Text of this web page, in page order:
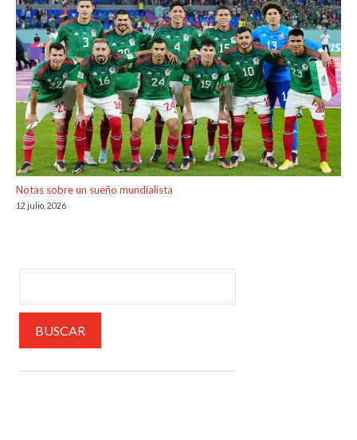
Notas sobre un sueño mundialista
12 julio, 2026